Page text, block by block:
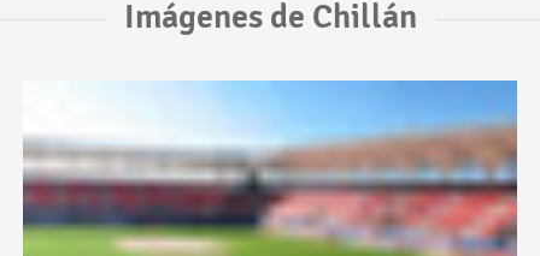
Imágenes de Chillán